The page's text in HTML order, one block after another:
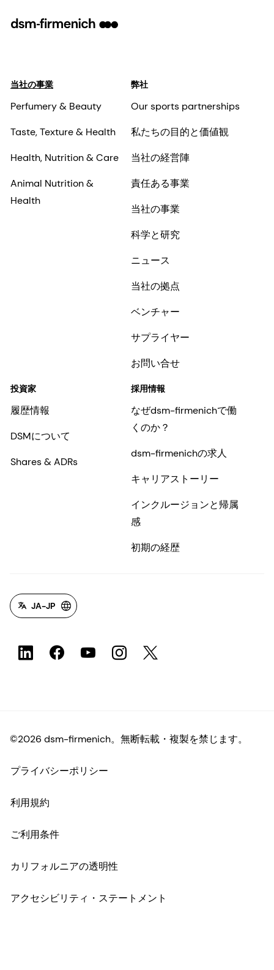
当社の事業
Perfumery & Beauty
Taste, Texture & Health
Health, Nutrition & Care
Animal Nutrition &
Health
弊社
Our sports partnerships
私たちの目的と価値観
当社の経営陣
責任ある事業
当社の事業
科学と研究
ニュース
当社の拠点
ベンチャー
サプライヤー
お問い合せ
投資家
履歴情報
DSMについて
Shares & ADRs
採用情報
なぜdsm-firmenichで働
くのか？
dsm-firmenichの求人
キャリアストーリー
インクルージョンと帰属
感
初期の経歴
JA-JP
©2026 dsm-firmenich。無断転載・複製を禁じます。
プライバシーポリシー
利用規約
ご利用条件
カリフォルニアの透明性
アクセシビリティ・ステートメント